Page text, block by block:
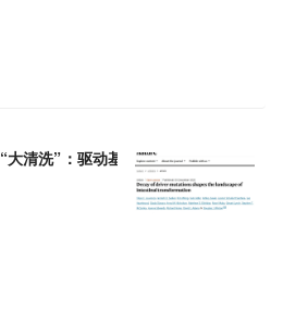
大清洗”：驱动基因突变先后决定肠道